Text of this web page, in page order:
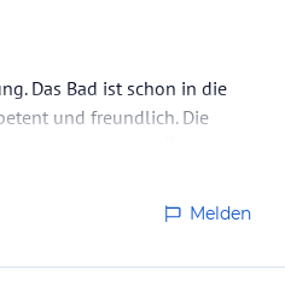
Das Bad ist schon in die
und freundlich. Die
gleich am nächsten Tag
Melden